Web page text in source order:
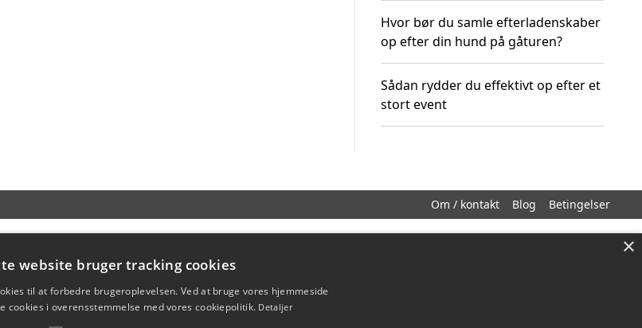
Hvor bør du samle efterladenskaber
op efter din hund på gåturen?
Sådan rydder du effektivt op efter et
stort event
Om / kontakt Blog Betingelser
×
website bruger tracking cookies
til at forbedre brugeroplevelsen. Ved at bruge vores hjemmeside
cookies i overensstemmelse med vores cookiepolitik. Detaljer